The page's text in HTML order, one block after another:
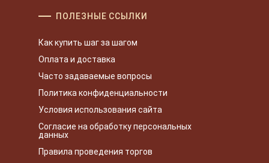
ПОЛЕЗНЫЕ ССЫЛКИ
Как купить шаг за шагом
Оплата и доставка
Часто задаваемые вопросы
Политика конфиденциальности
Условия использования сайта
Согласие на обработку персональных
данных
Правила проведения торгов